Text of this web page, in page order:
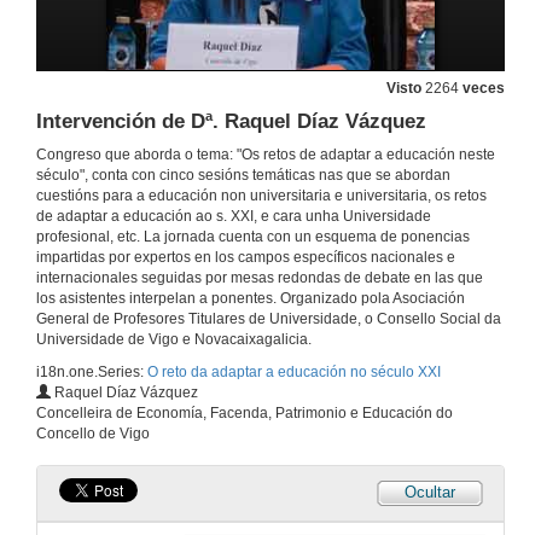
Visto 2264 veces
Intervención de Dª. Raquel Díaz Vázquez
Congreso que aborda o tema: "Os retos de adaptar a educación neste
século", conta con cinco sesións temáticas nas que se abordan
cuestións para a educación non universitaria e universitaria, os retos
de adaptar a educación ao s. XXI, e cara unha Universidade
profesional, etc. La jornada cuenta con un esquema de ponencias
impartidas por expertos en los campos específicos nacionales e
internacionales seguidas por mesas redondas de debate en las que
los asistentes interpelan a ponentes. Organizado pola Asociación
General de Profesores Titulares de Universidade, o Consello Social da
Universidade de Vigo e Novacaixagalicia.
i18n.one.Series: O reto da adaptar a educación no século XXI
Raquel Díaz Vázquez
Concelleira de Economía, Facenda, Patrimonio e Educación do
Concello de Vigo
Ocultar
Intervención de D. Pedro Pablo Gallego